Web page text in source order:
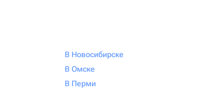
В Новосибирске
В Омске
В Перми